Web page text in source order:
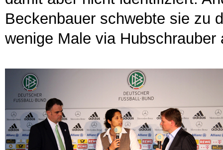
Beckenbauer schwebte sie zu
wenige Male via